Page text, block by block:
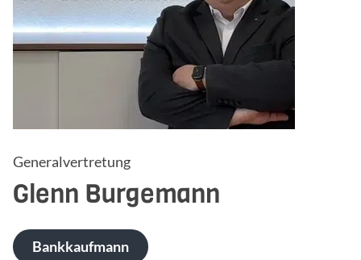
Generalvertretung
Glenn Burgemann
Bankkaufmann